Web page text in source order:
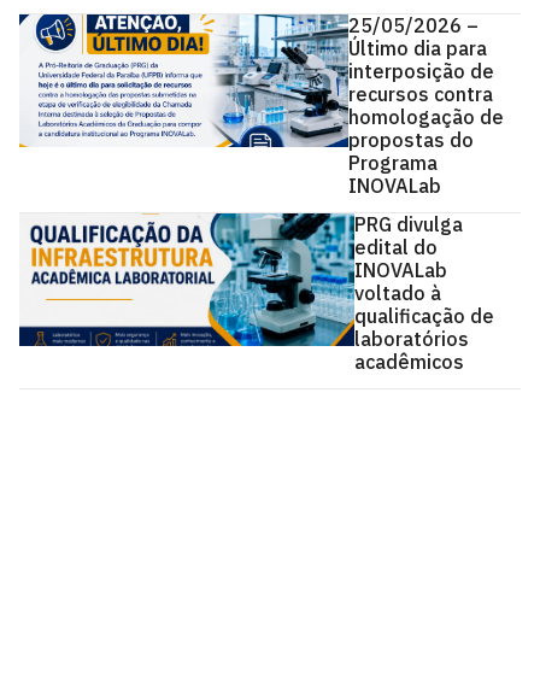
25/05/2026 –
Último dia para
interposição de
recursos contra
homologação de
propostas do
Programa
INOVALab
PRG divulga
edital do
INOVALab
voltado à
qualificação de
laboratórios
acadêmicos